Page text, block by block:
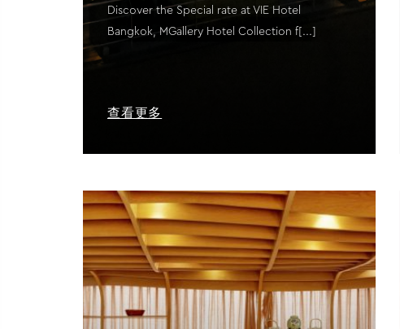
Discover the Special rate at VIE Hotel
Bangkok, MGallery Hotel Collection f[...]
查看更多